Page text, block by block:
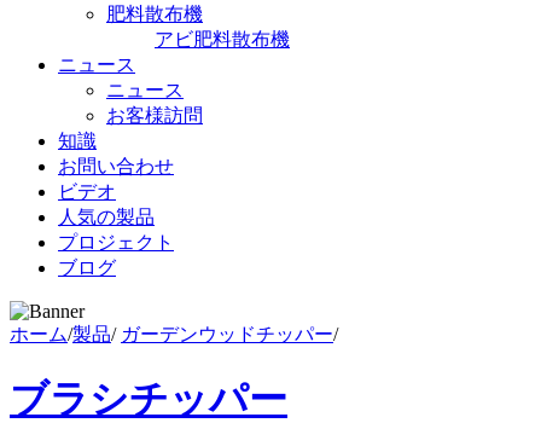
肥料散布機
アビ肥料散布機
ニュース
ニュース
お客様訪問
知識
お問い合わせ
ビデオ
人気の製品
プロジェクト
ブログ
ホーム/製品/ ガーデンウッドチッパー/
ブラシチッパー